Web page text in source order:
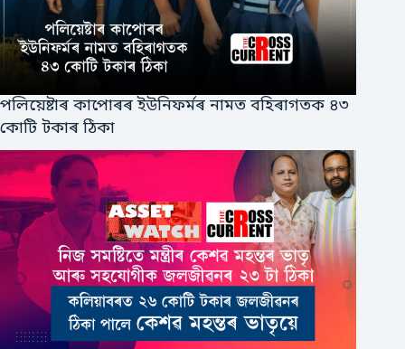
পলিয়েষ্টাৰ কাপোৰৰ ইউনিফর্মৰ নামত বহিৰাগতক ৪৩
কোটি টকাৰ ঠিকা